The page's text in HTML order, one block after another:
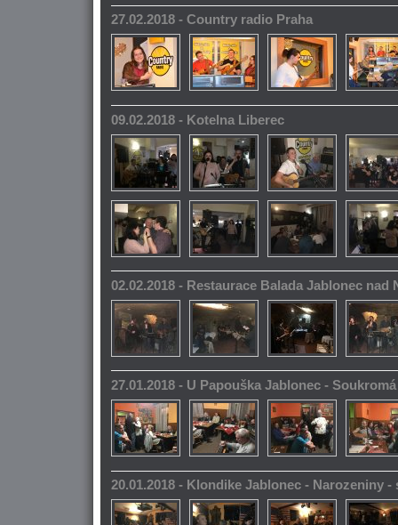
27.02.2018 - Country radio Praha
09.02.2018 - Kotelna Liberec
02.02.2018 - Restaurace Balada Jablonec nad
27.01.2018 - U Papouška Jablonec -
20.01.2018 - Klondike Jablonec - Narozeniny -